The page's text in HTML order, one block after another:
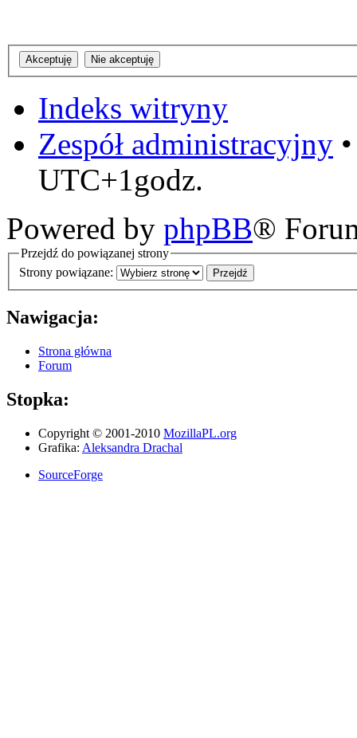
Indeks witryny
Zespół administracyjny
UTC+1godz.
Powered by phpBB®
Przejdź do powiązanej strony
Strony powiązane:
Nawigacja:
Strona główna
Forum
Stopka:
Copyright © 2001-2010 MozillaPL.org
Grafika: Aleksandra Drachal
SourceForge